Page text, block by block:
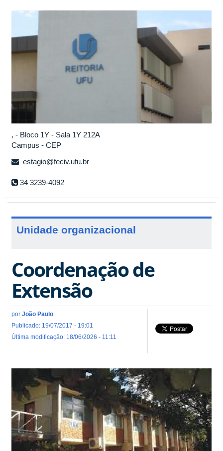
, - Bloco 1Y - Sala 1Y 212A
Campus - CEP
estagio@feciv.ufu.br
34 3239-4092
Unidade organizacional
Coordenação de
Extensão
por João Paulo
Publicado: 19/07/2017 - 19:01
Última modificação: 18/06/2026 - 11:11